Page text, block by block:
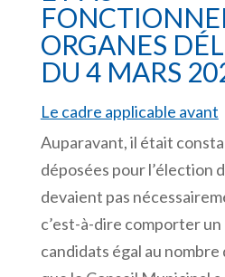
ORGANES
DU 4 MARS
Le cadre applicable avant
Auparavant, il était
déposées pour l’élection
devaient pas
c’est-à-dire comporter
candidats égal au nombre